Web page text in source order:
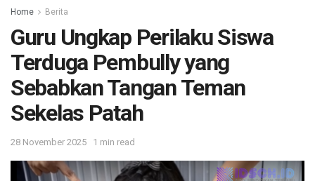
Home Berita
Guru Ungkap Perilaku Siswa
Terduga Pembully yang
Sebabkan Tangan Teman
Sekelas Patah
28 November 2025 1 min read